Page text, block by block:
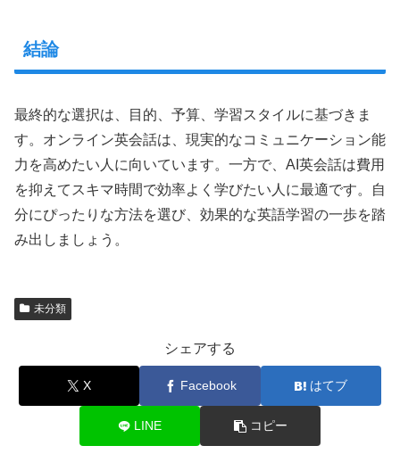
結論
最終的な選択は、目的、予算、学習スタイルに基づきま
す。オンライン英会話は、現実的なコミュニケーション能
力を高めたい人に向いています。一方で、AI英会話は費用
を抑えてスキマ時間で効率よく学びたい人に最適です。自
分にぴったりな方法を選び、効果的な英語学習の一歩を踏
み出しましょう。
未分類
シェアする
X Facebook はてブ
LINE コピー